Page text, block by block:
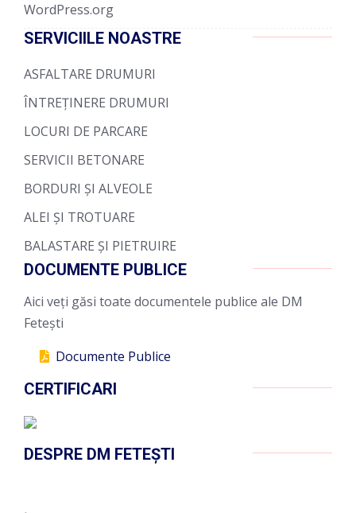
WordPress.org
SERVICIILE NOASTRE
ASFALTARE DRUMURI
ÎNTREȚINERE DRUMURI
LOCURI DE PARCARE
SERVICII BETONARE
BORDURI ȘI ALVEOLE
ALEI ȘI TROTUARE
BALASTARE ȘI PIETRUIRE
DOCUMENTE PUBLICE
Aici veți găsi toate documentele publice ale DM
Fetești
Documente Publice
CERTIFICARI
DESPRE DM FETEȘTI